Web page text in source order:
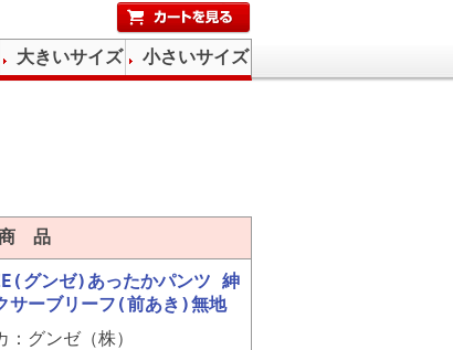
品
グンゼ)あったかパンツ 紳
サーブリーフ(前あき)無地
：グンゼ（株）
大きいサイズ 小さいサイズ